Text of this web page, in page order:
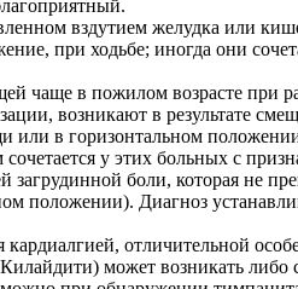
вздутием желудка или
при ходьбе; иногда они
чаще в пожилом возрасте при
возникают в результате
в горизонтальном
у этих больных с
боли, которая не
положении). Диагноз
отличительной
может возникать